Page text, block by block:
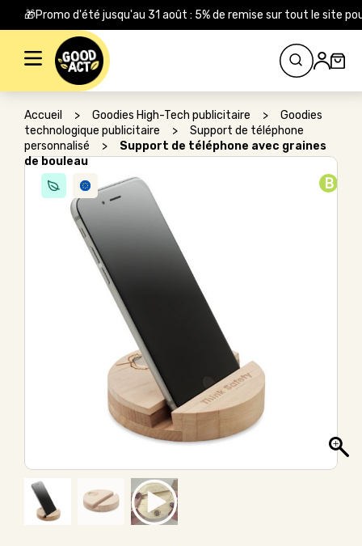
🎁Promo d'été jusqu'au 31 août : 5% de remise sur tout le site
Rechercher :
Accueil > Goodies High-Tech publicitaire >
Goodies
technologique publicitaire
>
Support de téléphone
personnalisé
>
Support de téléphone avec graines
de bouleau
B